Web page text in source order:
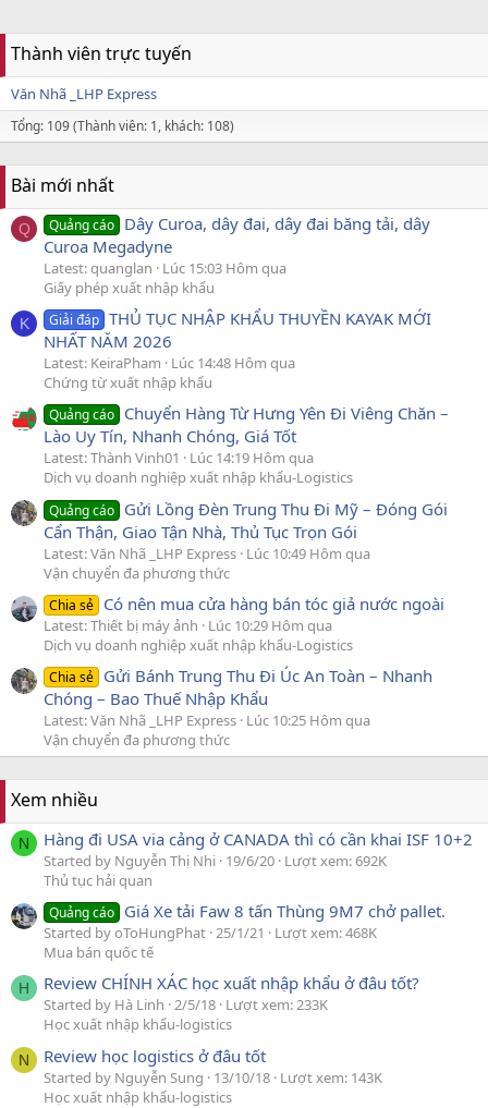
Thành viên trực tuyến
Văn Nhã _LHP Express
Tổng: 109 (Thành viên: 1, khách: 108)
Bài mới nhất
Q Quảng cáo Dây Curoa, dây đai, dây đai băng tải, dây
Curoa Megadyne
Latest: quanglan
Lúc 15:03 Hôm qua
Giấy phép xuất nhập khẩu
K Giải đáp THỦ TỤC NHẬP KHẨU THUYỀN KAYAK MỚI
NHẤT NĂM 2026
Latest: KeiraPham
Lúc 14:48 Hôm qua
Chứng từ xuất nhập khẩu
Quảng cáo Chuyển Hàng Từ Hưng Yên Đi Viêng Chăn –
Lào Uy Tín, Nhanh Chóng, Giá Tốt
Latest: Thành Vinh01
Lúc 14:19 Hôm qua
Dịch vụ doanh nghiệp xuất nhập khẩu-Logistics
Quảng cáo Gửi Lồng Đèn Trung Thu Đi Mỹ – Đóng Gói
Cẩn Thận, Giao Tận Nhà, Thủ Tục Trọn Gói
Latest: Văn Nhã _LHP Express Lúc 10:49 Hôm qua
Vận chuyển đa phương thức
Chia sẻ Có nên mua cửa hàng bán tóc giả nước ngoài
Latest: Thiết bị máy ảnh
Lúc 10:29 Hôm qua
Dịch vụ doanh nghiệp xuất nhập khẩu-Logistics
Chia sẻ Gửi Bánh Trung Thu Đi Úc An Toàn – Nhanh
Chóng – Bao Thuế Nhập Khẩu
Latest: Văn Nhã _LHP Express Lúc 10:25 Hôm qua
Vận chuyển đa phương thức
Xem nhiều
N Hàng đi USA via cảng ở CANADA thì có cần khai ISF 10+2
Started by Nguyễn Thị Nhi 19/6/20 Lượt xem: 692K
Thủ tục hải quan
Quảng cáo Giá Xe tải Faw 8 tấn Thùng 9M7 chở pallet.
Started by oToHungPhat 25/1/21
Lượt xem: 468K
Mua bán quốc tế
H Review CHÍNH XÁC học xuất nhập khẩu ở đâu tốt?
Started by Hà Linh 2/5/18 Lượt xem: 233K
Học xuất nhập khẩu-logistics
N Review học logistics ở đâu tốt
Started by Nguyễn Sung 13/10/18 Lượt xem: 143K
Học xuất nhập khẩu-logistics